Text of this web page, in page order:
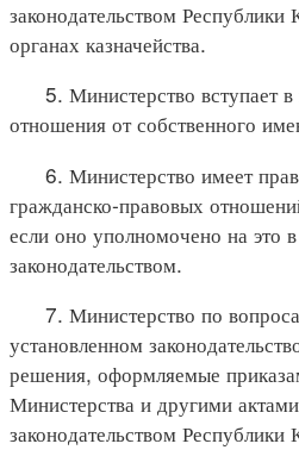
законодательством Республики
органах казначейства.
5. Министерство вступает в
отношения от собственного
6. Министерство имеет
гражданско-правовых
если оно уполномочено на это в
законодательством.
7. Министерство по
установленном
решения, оформляемые
Министерства и другими
законодательством Республики